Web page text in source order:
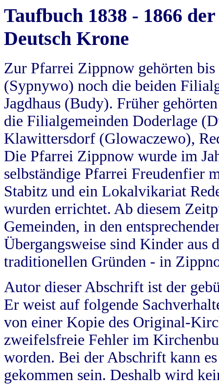
Taufbuch 1838 - 1866
Deutsch Krone
Zur Pfarrei Zippnow gehörten
(Sypnywo) noch die beiden
Jagdhaus (Budy). Früher
die Filialgemeinden Doderlage
Klawittersdorf (Glowaczewo),
Die Pfarrei Zippnow wurde im
selbständige Pfarrei Freudenfier
Stabitz und ein Lokalvikariat
wurden errichtet. Ab diesem
Gemeinden, in den
Übergangsweise sind Kinder aus
traditionellen Gründen - in
Autor dieser Abschrift ist der
Er weist auf folgende
von einer Kopie des Original-
zweifelsfreie Fehler im
worden. Bei der Abschrift kann
gekommen sein. Deshalb wird